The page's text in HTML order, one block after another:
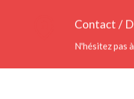
Contact /
N'hésitez pas